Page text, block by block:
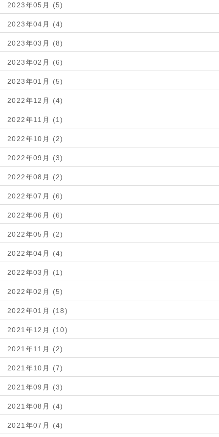
2023年05月 (5)
2023年04月 (4)
2023年03月 (8)
2023年02月 (6)
2023年01月 (5)
2022年12月 (4)
2022年11月 (1)
2022年10月 (2)
2022年09月 (3)
2022年08月 (2)
2022年07月 (6)
2022年06月 (6)
2022年05月 (2)
2022年04月 (4)
2022年03月 (1)
2022年02月 (5)
2022年01月 (18)
2021年12月 (10)
2021年11月 (2)
2021年10月 (7)
2021年09月 (3)
2021年08月 (4)
2021年07月 (4)